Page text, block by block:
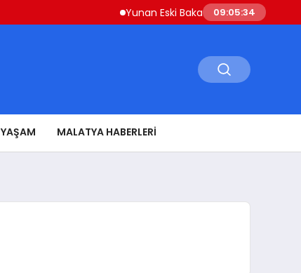
Yunan Eski Bakan Varoufakis’ten Atina’ya
09:05:35
YAŞAM MALATYA HABERLERI